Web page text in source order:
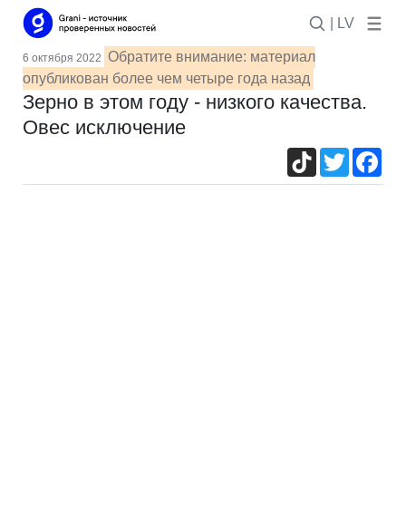
| LV
6 октября 2022 Обратите внимание: материал
опубликован более чем четыре года назад
Зерно в этом году - низкого качества.
Овес исключение
TikTokTwitter